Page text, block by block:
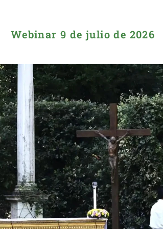
Webinar 9 de julio de 2026